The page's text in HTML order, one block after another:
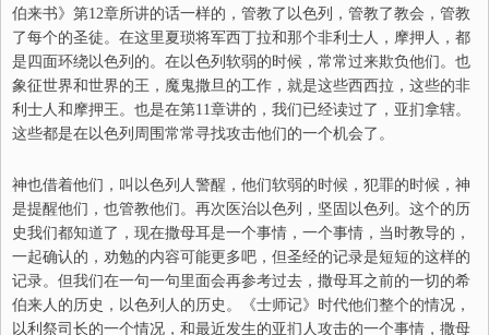
伯来书》第12章所讲的话一样的，管教了以色列，管教了教会，管教
了每个的圣徒。在这里夏琐将军西丁拉和那个非利士人，摩押人，都
是四面环绕以色列的。在以色列软弱的时候，常常过来欺负他们。也
象征世界和世界的王，魔鬼撒旦的工作，就是这些西西拉，这些的非
利士人和摩押王。也是在第11章讲的，我们已经读过了，亚扪拿辖。
这些都是在以色列周围常常寻找攻击他们的一个机会了。
神也借着他们，叫以色列人警醒，他们软弱的时候，犯罪的时候，神
是提醒他们，也管教他们。再次医治以色列，坚固以色列。这个的历
史我们都知道了，现在撒母耳是一个事情，一个事情，当时教导的，
一起确认的，劝勉的内容可能更多吧，但圣经的记录是短短的这样的
记录。但我们在一句一句里面会再参考过去，撒母耳之前的一切的希
伯来人的历史，以色列人的历史。《士师记》时代他们整个的情况，
以利祭司长的一个情况，和最近发生的亚扪人攻击的一个事情，撒母